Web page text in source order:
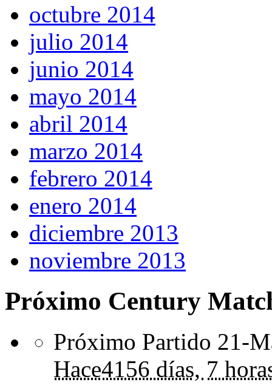
octubre 2014
julio 2014
junio 2014
mayo 2014
abril 2014
marzo 2014
febrero 2014
enero 2014
diciembre 2013
noviembre 2013
Próximo Century
Próximo Partido 21-
Hace4156 días, 7